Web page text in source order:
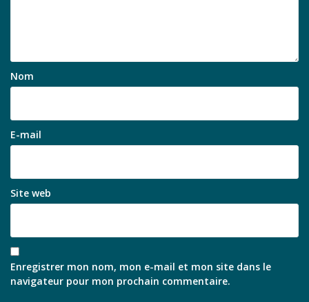
Nom
E-mail
Site web
Enregistrer mon nom, mon e-mail et mon site dans le
navigateur pour mon prochain commentaire.